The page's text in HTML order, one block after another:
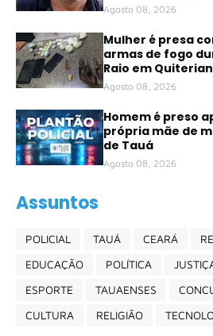
Agosto 08, 2026
Mulher é presa
armas de fogo
Raio em
Agosto 08, 2026
Homem é preso
própria mãe de
de Tauá
Agosto 08, 2026
Assuntos
POLICIAL TAUÁ CEARÁ
EDUCAÇÃO
POLÍTICA
ESPORTE
TAUAENSES
CULTURA
RELIGIÃO